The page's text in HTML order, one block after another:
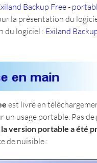
Backup Free -
la présentation du
du logiciel : Exiland
est livré en
usage portable. Pas de
version portable a été
de nuisible :